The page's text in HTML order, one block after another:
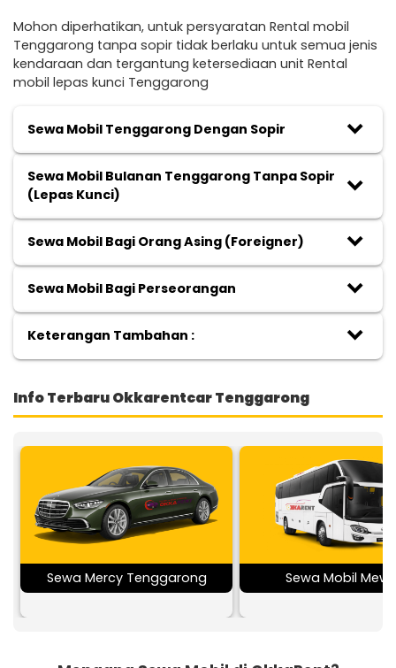
Mohon diperhatikan, untuk persyaratan Rental mobil
Tenggarong tanpa sopir tidak berlaku untuk semua jenis
kendaraan dan tergantung ketersediaan unit Rental
mobil lepas kunci Tenggarong
Sewa Mobil Tenggarong Dengan Sopir keyboard_arrow_down
Sewa Mobil Bulanan Tenggarong Tanpa Sopir
(Lepas Kunci)
keyboard_arrow_down
Sewa Mobil Bagi Orang Asing (Foreigner) keyboard_arrow_down
Sewa Mobil Bagi Perseorangan keyboard_arrow_down
Keterangan Tambahan : keyboard_arrow_down
Info Terbaru Okkarentcar Tenggarong
Sewa Mercy Tenggarong Sewa Mobil